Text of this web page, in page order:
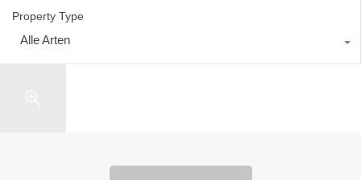
Property Type
Alle Arten